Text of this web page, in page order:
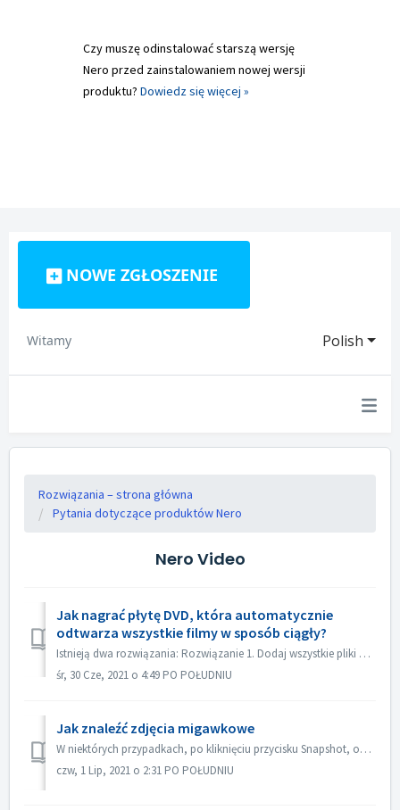
Czy muszę odinstalować starszą wersję
Nero przed zainstalowaniem nowej wersji
produktu? Dowiedz się więcej »
NOWE ZGŁOSZENIE
Polish
Witamy
Rozwiązania – strona główna
Pytania dotyczące produktów Nero
Nero Video
Jak nagrać płytę DVD, która automatycznie
odtwarza wszystkie filmy w sposób ciągły?
Istnieją dwa rozwiązania: Rozwiązanie 1. Dodaj wszystkie pliki wideo w jednym tytule. Na ekranie edycji zaimportuj wszystkie pliki wideo, które chcesz auto...
śr, 30 Cze, 2021 o 4:49 PO POŁUDNIU
Jak znaleźć zdjęcia migawkowe
W niektórych przypadkach, po kliknięciu przycisku Snapshot, obraz zrzutu nie jest wyświetlany w folderze My Media. Obraz można znaleźć w następujący sposób:...
czw, 1 Lip, 2021 o 2:31 PO POŁUDNIU